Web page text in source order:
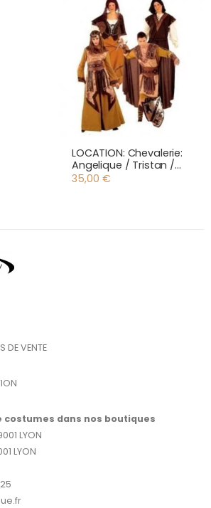
LOCATION: Chevalerie:
Angelique / Tristan /
Marc Antony
35,00 €
DE VENTE
costumes dans nos boutiques
LYON
LYON